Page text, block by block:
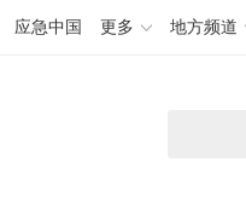
应急中国 更多 地方频道